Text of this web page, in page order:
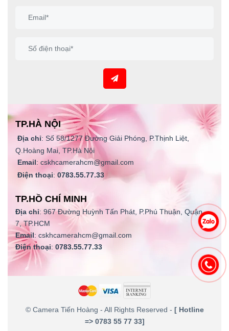
TP.HÀ NỘI
Địa chỉ: Số 58/1277 Đường Giải Phóng, P.Thịnh Liệt,
Q.Hoàng Mai, TP.Hà Nội
Email: cskhcamerahcm@gmail.com
Điện thoại: 0783.55.77.33
TP.HỒ CHÍ MINH
Địa chỉ: 967 Đường Huỳnh Tấn Phát, P.Phú Thuận, Quận
7, TP.HCM
Email: cskhcamerahcm@gmail.com
Điện thoại: 0783.55.77.33
© Camera Tiến Hoàng - All Rights Reserved - [ Hotline
=> 0783 55 77 33]